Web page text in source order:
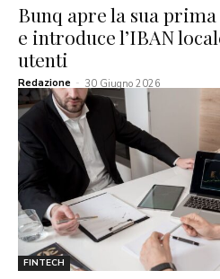
Bunq apre la sua
e introduce l’IBAN
utenti
Redazione - 30 Giugno 2026
FINTECH